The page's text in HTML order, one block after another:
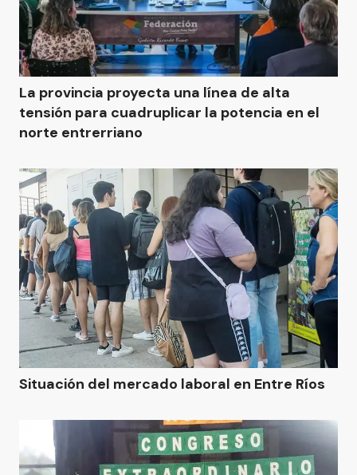
La provincia proyecta una línea de alta
tensión para cuadruplicar la potencia en el
norte entrerriano
Situación del mercado laboral en Entre Ríos